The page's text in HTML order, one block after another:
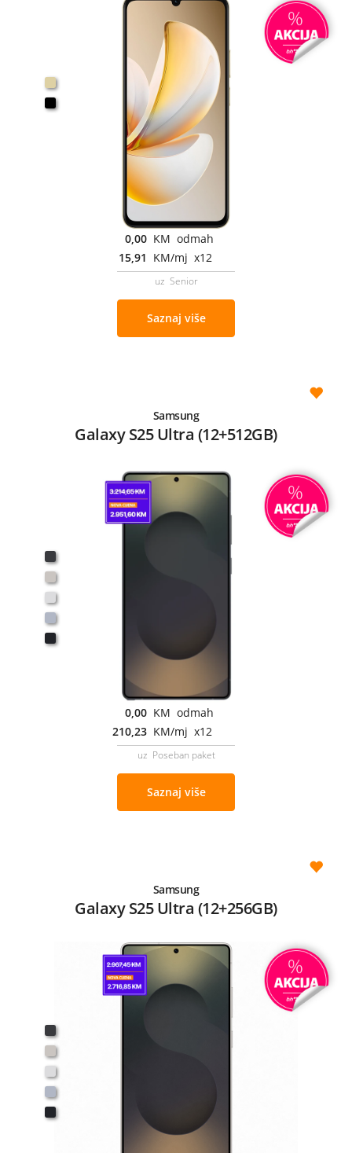
0,00 KM odmah
15,91 KM/mj x12
uz Senior
Saznaj više
Samsung
Galaxy S25 Ultra (12+512GB)
0,00 KM odmah
210,23 KM/mj x12
uz Poseban paket
Saznaj više
Samsung
Galaxy S25 Ultra (12+256GB)